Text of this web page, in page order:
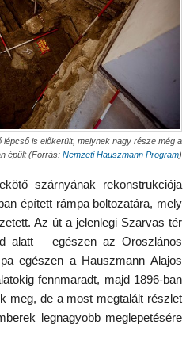
lépcső is előkerült, melynek nagy része még a
épült (Forrás: Nemzeti Hauszmann Program)
szárnyának rekonstrukciója
épített rámpa boltozatára, mely
Az út a jelenlegi Szarvas tér
alatt – egészen az Oroszlános
egészen a Hauszmann Alajos
fennmaradt, majd 1896-ban
meg, de a most megtalált részlet
legnagyobb meglepetésére